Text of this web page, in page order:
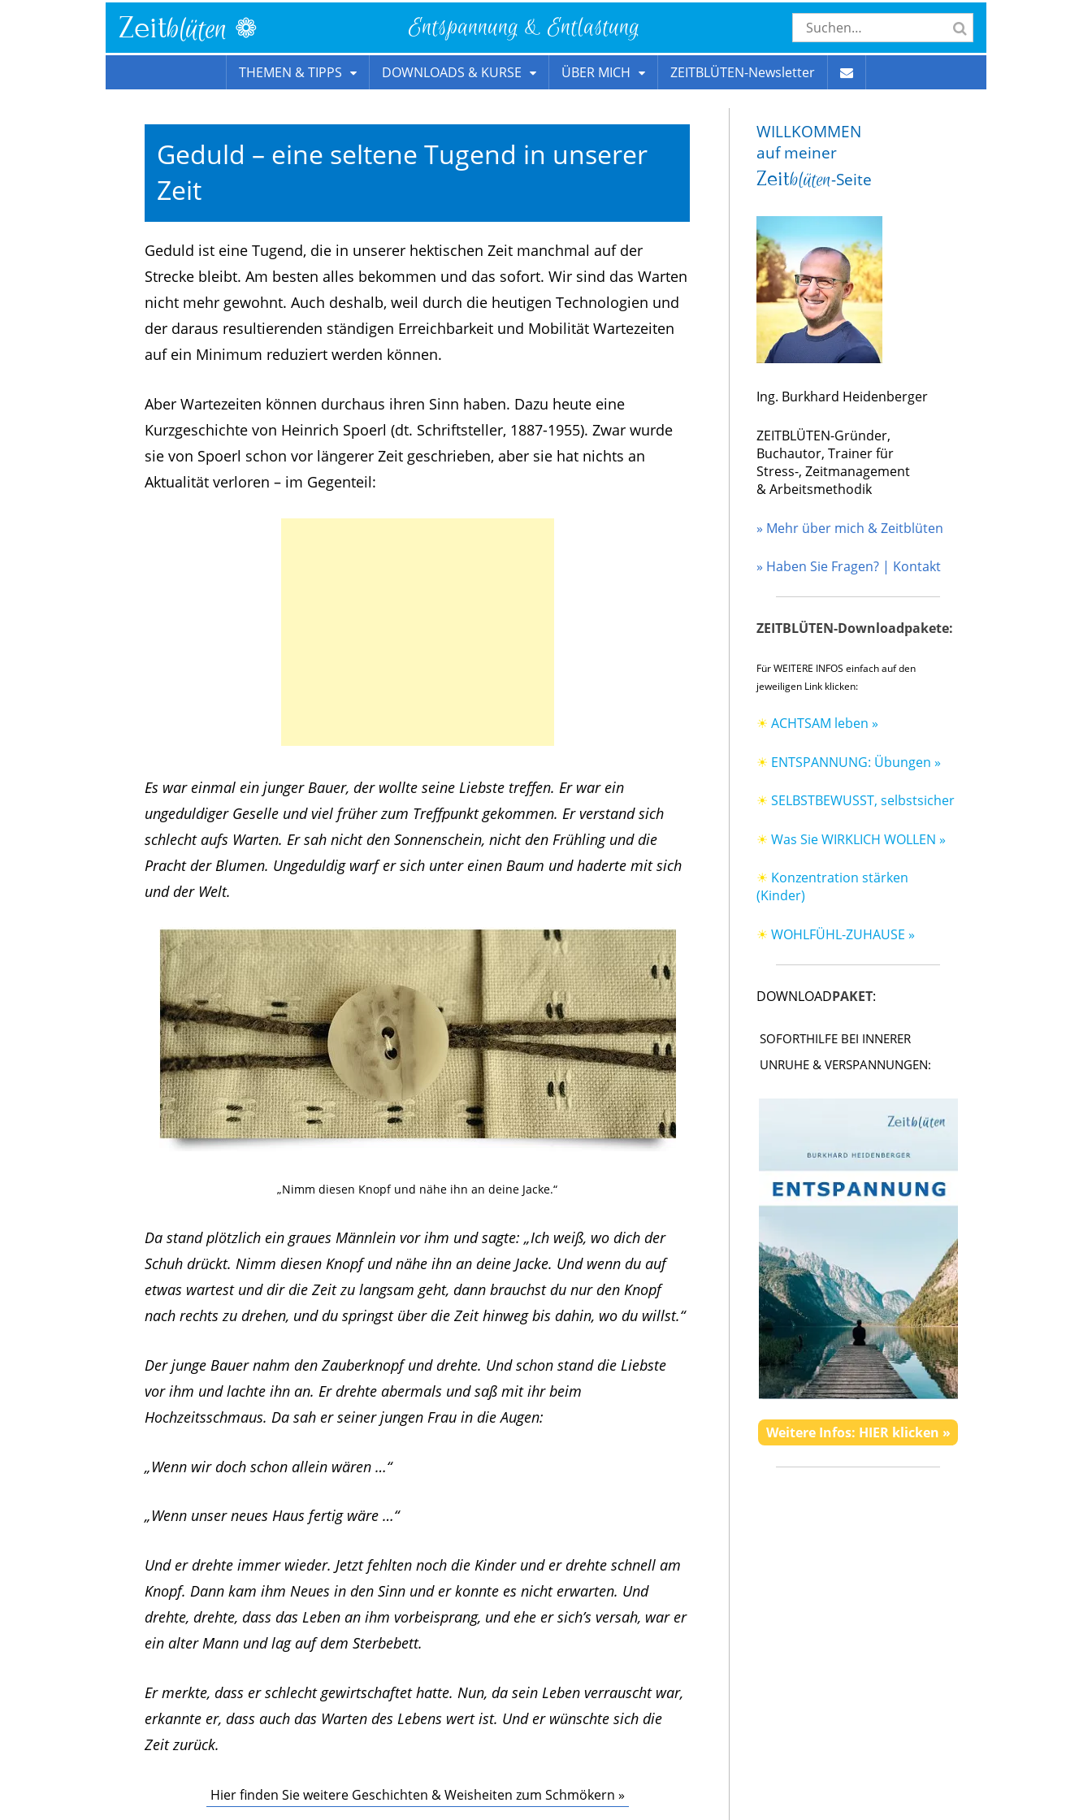
Zeitblüten ❁ Entspannung & Entlastung
THEMEN & TIPPS DOWNLOADS & KURSE ÜBER MICH ZEITBLÜTEN-Newsletter
Geduld – eine seltene Tugend in unserer
Zeit
Geduld ist eine Tugend, die in unserer hektischen Zeit manchmal auf der
Strecke bleibt. Am besten alles bekommen und das sofort. Wir sind das Warten
nicht mehr gewohnt. Auch deshalb, weil durch die heutigen Technologien und
der daraus resultierenden ständigen Erreichbarkeit und Mobilität Wartezeiten
auf ein Minimum reduziert werden können.
Aber Wartezeiten können durchaus ihren Sinn haben. Dazu heute eine
Kurzgeschichte von Heinrich Spoerl (dt. Schriftsteller, 1887-1955). Zwar wurde
sie von Spoerl schon vor längerer Zeit geschrieben, aber sie hat nichts an
Aktualität verloren – im Gegenteil:
Es war einmal ein junger Bauer, der wollte seine Liebste treffen. Er war ein
ungeduldiger Geselle und viel früher zum Treffpunkt gekommen. Er verstand sich
schlecht aufs Warten. Er sah nicht den Sonnenschein, nicht den Frühling und die
Pracht der Blumen. Ungeduldig warf er sich unter einen Baum und haderte mit sich
und der Welt.
„Nimm diesen Knopf und nähe ihn an deine Jacke.“
Da stand plötzlich ein graues Männlein vor ihm und sagte: „Ich weiß, wo dich der
Schuh drückt. Nimm diesen Knopf und nähe ihn an deine Jacke. Und wenn du auf
etwas wartest und dir die Zeit zu langsam geht, dann brauchst du nur den Knopf
nach rechts zu drehen, und du springst über die Zeit hinweg bis dahin, wo du willst.“
Der junge Bauer nahm den Zauberknopf und drehte. Und schon stand die Liebste
vor ihm und lachte ihn an. Er drehte abermals und saß mit ihr beim
Hochzeitsschmaus. Da sah er seiner jungen Frau in die Augen:
„Wenn wir doch schon allein wären …“
„Wenn unser neues Haus fertig wäre …“
Und er drehte immer wieder. Jetzt fehlten noch die Kinder und er drehte schnell am
Knopf. Dann kam ihm Neues in den Sinn und er konnte es nicht erwarten. Und
drehte, drehte, dass das Leben an ihm vorbeisprang, und ehe er sich’s versah, war er
ein alter Mann und lag auf dem Sterbebett.
Er merkte, dass er schlecht gewirtschaftet hatte. Nun, da sein Leben verrauscht war,
erkannte er, dass auch das Warten des Lebens wert ist. Und er wünschte sich die
Zeit zurück.
Hier finden Sie weitere Geschichten & Weisheiten zum Schmökern »
WILLKOMMEN
auf meiner
Zeitblüten-Seite
Ing. Burkhard Heidenberger
ZEITBLÜTEN-Gründer,
Buchautor, Trainer für
Stress-, Zeitmanagement
& Arbeitsmethodik
» Mehr über mich & Zeitblüten
» Haben Sie Fragen? | Kontakt
ZEITBLÜTEN-Downloadpakete:
Für WEITERE INFOS einfach auf den
jeweiligen Link klicken:
☀ ACHTSAM leben »
☀ ENTSPANNUNG: Übungen »
☀ SELBSTBEWUSST, selbstsicher
☀ Was Sie WIRKLICH WOLLEN »
☀ Konzentration stärken
(Kinder)
☀ WOHLFÜHL-ZUHAUSE »
DOWNLOADPAKET:
SOFORTHILFE BEI INNERER
UNRUHE & VERSPANNUNGEN:
Weitere Infos: HIER klicken »